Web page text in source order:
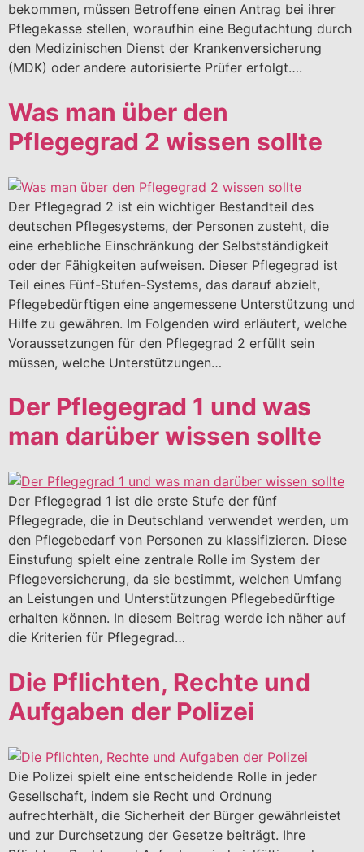
bekommen, müssen Betroffene einen Antrag bei ihrer
Pflegekasse stellen, woraufhin eine Begutachtung durch
den Medizinischen Dienst der Krankenversicherung
(MDK) oder andere autorisierte Prüfer erfolgt….
Was man über den
Pflegegrad 2 wissen sollte
Der Pflegegrad 2 ist ein wichtiger Bestandteil des
deutschen Pflegesystems, der Personen zusteht, die
eine erhebliche Einschränkung der Selbstständigkeit
oder der Fähigkeiten aufweisen. Dieser Pflegegrad ist
Teil eines Fünf-Stufen-Systems, das darauf abzielt,
Pflegebedürftigen eine angemessene Unterstützung und
Hilfe zu gewähren. Im Folgenden wird erläutert, welche
Voraussetzungen für den Pflegegrad 2 erfüllt sein
müssen, welche Unterstützungen…
Der Pflegegrad 1 und was
man darüber wissen sollte
Der Pflegegrad 1 ist die erste Stufe der fünf
Pflegegrade, die in Deutschland verwendet werden, um
den Pflegebedarf von Personen zu klassifizieren. Diese
Einstufung spielt eine zentrale Rolle im System der
Pflegeversicherung, da sie bestimmt, welchen Umfang
an Leistungen und Unterstützungen Pflegebedürftige
erhalten können. In diesem Beitrag werde ich näher auf
die Kriterien für Pflegegrad…
Die Pflichten, Rechte und
Aufgaben der Polizei
Die Polizei spielt eine entscheidende Rolle in jeder
Gesellschaft, indem sie Recht und Ordnung
aufrechterhält, die Sicherheit der Bürger gewährleistet
und zur Durchsetzung der Gesetze beiträgt. Ihre